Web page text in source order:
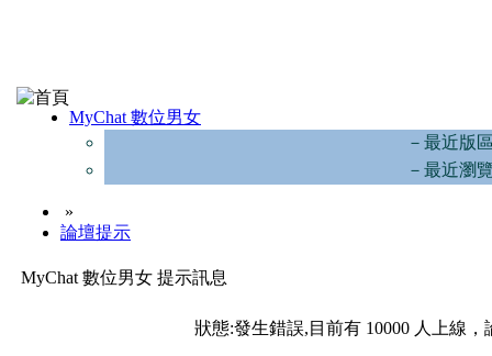
MyChat 數位男女
－最近版
－最近瀏
»
論壇提示
MyChat 數位男女 提示訊息
狀態:發生錯誤,目前有 10000 人上線